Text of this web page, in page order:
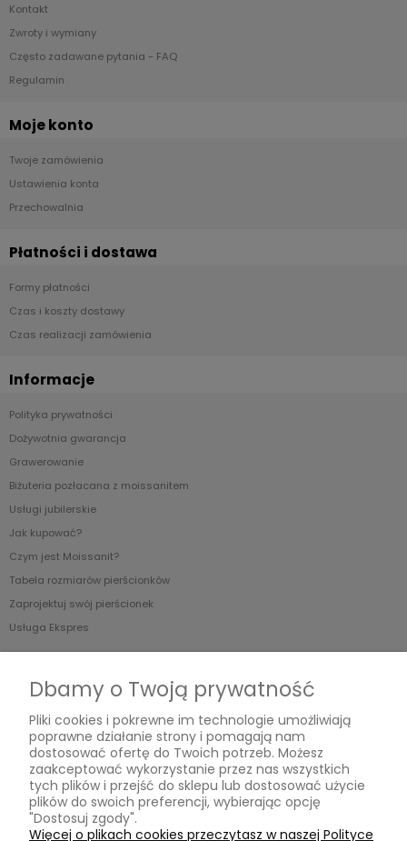
Kontakt
Zwroty i wymiany
Często zadawane pytania - FAQ
Regulamin
Moje konto
Twoje zamówienia
Ustawienia konta
Przechowalnia
Płatności i dostawa
Formy płatności
Czas i koszty dostawy
Czas realizacji zamówienia
Informacje
Polityka prywatności
Dożywotnia gwarancja
Grawerowanie
Biżuteria pozłacana z moissanitem
Usługi jubilerskie
Jak kupować?
Czym jest Moissanit?
Tabela rozmiarów pierścionków
Zaprojektuj swój pierścionek
Usługa Ekspres
O Nas
MOISSANIT.PL
Dbamy o Twoją prywatność
Pliki cookies i pokrewne im technologie umożliwiają
poprawne działanie strony i pomagają nam
dostosować ofertę do Twoich potrzeb. Możesz
zaakceptować wykorzystanie przez nas wszystkich
tych plików i przejść do sklepu lub dostosować użycie
plików do swoich preferencji, wybierając opcję
"Dostosuj zgody".
Więcej o plikach cookies przeczytasz w naszej Polityce